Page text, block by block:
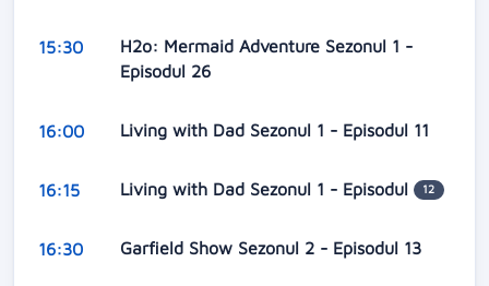
15:30
H2o: Mermaid Adventure Sezonul 1 -
Episodul 26
16:00 Living with Dad Sezonul 1 - Episodul 11
16:15 Living with Dad Sezonul 1 - Episodul 12
16:30 Garfield Show Sezonul 2 - Episodul 13